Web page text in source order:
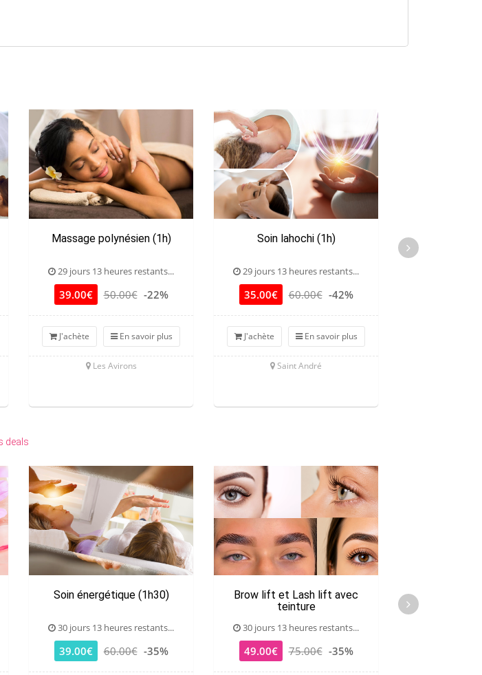
Massage polynésien (1h)
29 jours 13 heures restants...
39.00€ 50.00€ -22%
J'achète En savoir plus
Les Avirons
Soin lahochi (1h)
29 jours 13 heures restants...
35.00€ 60.00€ -42%
J'achète En savoir plus
Saint André
deals
Soin énergétique (1h30)
30 jours 13 heures restants...
39.00€ 60.00€ -35%
Brow lift et Lash lift avec
teinture
30 jours 13 heures restants...
49.00€ 75.00€ -35%
Séance